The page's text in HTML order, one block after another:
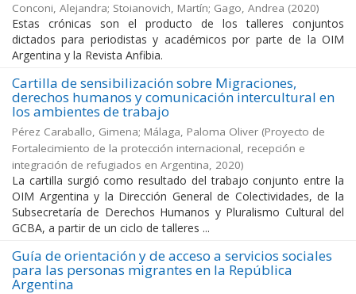
Conconi, Alejandra; Stoianovich, Martín; Gago, Andrea (2020)
Estas crónicas son el producto de los talleres conjuntos
dictados para periodistas y académicos por parte de la OIM
Argentina y la Revista Anfibia.
Cartilla de sensibilización sobre Migraciones,
derechos humanos y comunicación intercultural en
los ambientes de trabajo
Pérez Caraballo, Gimena; Málaga, Paloma Oliver (Proyecto de
Fortalecimiento de la protección internacional, recepción e
integración de refugiados en Argentina, 2020)
La cartilla surgió como resultado del trabajo conjunto entre la
OIM Argentina y la Dirección General de Colectividades, de la
Subsecretaría de Derechos Humanos y Pluralismo Cultural del
GCBA, a partir de un ciclo de talleres ...
Guía de orientación y de acceso a servicios sociales
para las personas migrantes en la República
Argentina